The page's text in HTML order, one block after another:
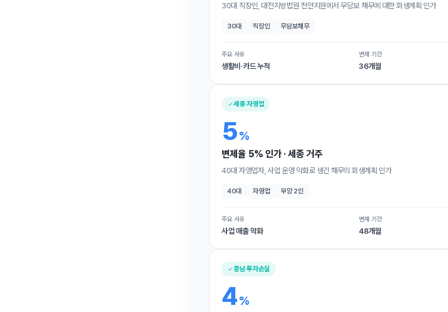
30대 직장인, 대전지방법원 천안지원에서 무담보 채무에 대한 회생계획 인가
30대 직장인 무담보채무
주요 사유
생활비·카드 누적
변제 기간
36개월
세종·자영업
5%
변제율 5% 인가 · 세종 거주
40대 자영업자, 사업 운영 악화로 생긴 채무의 회생계획 인가
40대 자영업 부양 2인
주요 사유
사업 매출 악화
변제 기간
48개월
충남·투자손실
4%